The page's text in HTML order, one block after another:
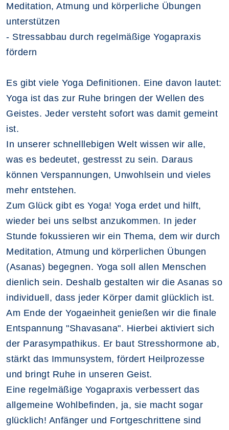
Meditation, Atmung und körperliche Übungen
unterstützen
- Stressabbau durch regelmäßige Yogapraxis
fördern
Es gibt viele Yoga Definitionen. Eine davon lautet:
Yoga ist das zur Ruhe bringen der Wellen des
Geistes. Jeder versteht sofort was damit gemeint
ist.
In unserer schnelllebigen Welt wissen wir alle,
was es bedeutet, gestresst zu sein. Daraus
können Verspannungen, Unwohlsein und vieles
mehr entstehen.
Zum Glück gibt es Yoga! Yoga erdet und hilft,
wieder bei uns selbst anzukommen. In jeder
Stunde fokussieren wir ein Thema, dem wir durch
Meditation, Atmung und körperlichen Übungen
(Asanas) begegnen. Yoga soll allen Menschen
dienlich sein. Deshalb gestalten wir die Asanas so
individuell, dass jeder Körper damit glücklich ist.
Am Ende der Yogaeinheit genießen wir die finale
Entspannung "Shavasana". Hierbei aktiviert sich
der Parasympathikus. Er baut Stresshormone ab,
stärkt das Immunsystem, fördert Heilprozesse
und bringt Ruhe in unseren Geist.
Eine regelmäßige Yogapraxis verbessert das
allgemeine Wohlbefinden, ja, sie macht sogar
glücklich! Anfänger und Fortgeschrittene sind